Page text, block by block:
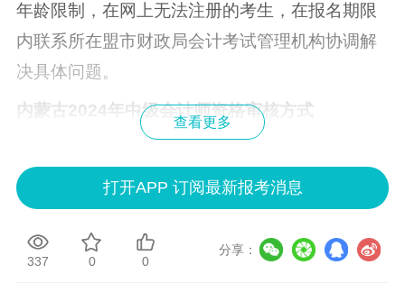
年龄限制，在网上无法注册的考生，在报名期限
内联系所在盟市财政局会计考试管理机构协调解
决具体问题。
内蒙古2024年中级会计师资格审核方式
格考试报名系统”自动从“内蒙古自治区会计人员信
息管理系统”调取考生主要报考信息，并自动判断
考生是否符合相应的报名条件。“内蒙古自治区会
计人员管理系统”中信息与考生实际不相符的，必
查看更多
打开APP 订阅最新报考消息
337 0 0
分享：